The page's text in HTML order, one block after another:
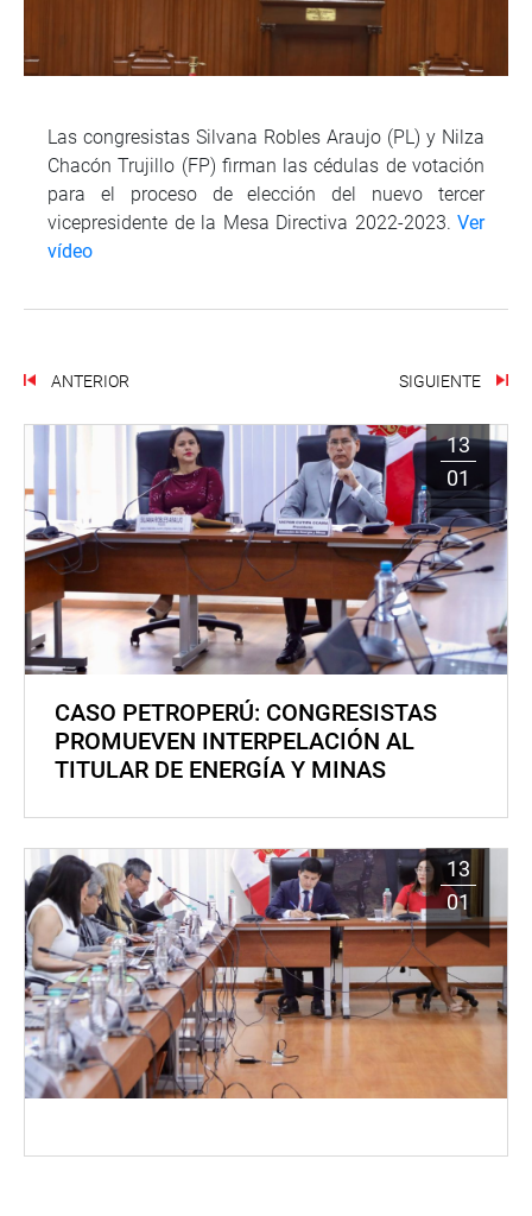
Las congresistas Silvana Robles Araujo (PL) y Nilza
Chacón Trujillo (FP) firman las cédulas de votación
para el proceso de elección del nuevo tercer
vicepresidente de la Mesa Directiva 2022-2023. Ver
vídeo
ANTERIOR SIGUIENTE
13
01
CASO PETROPERÚ: CONGRESISTAS
PROMUEVEN INTERPELACIÓN AL
TITULAR DE ENERGÍA Y MINAS
13
01